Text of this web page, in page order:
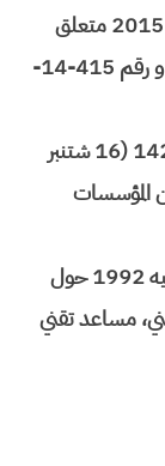
منشور رقم 1-15-وع بتاريخ 16 مارس 2015 متعلق
بكيفيات تطبيق المرسومين : رقم 416-14-2 و رقم 415-14-
منشور رقم 14-02-د بتاريخ 8 رجب 1423 (16 شتنبر
المؤسسات
منشور رقم 478-92-وع بتاريخ 23 يونيه 1992 حول
مساعد تقني